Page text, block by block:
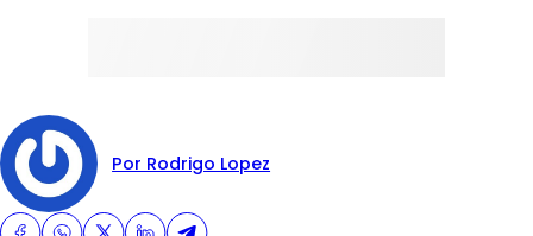
Por Rodrigo Lopez